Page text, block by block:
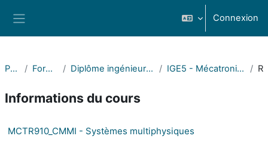
Connexion
POLYTECH Formations POLYTECH Diplôme ingénieur Mécanique Mécatronique Matériaux Composites IGE5 - Mécatronique et Industrialisation (Annecy) - Semestre 9
Informations du cours
MCTR910_CMMI - Systèmes multiphysiques